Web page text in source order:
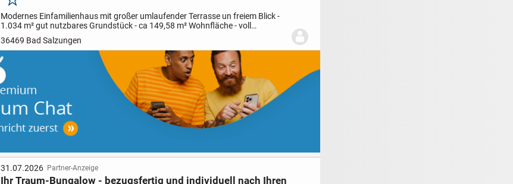
Merken
Modernes Einfamilienhaus mit großer umlaufender Terrasse un freiem Blick -
1.034 m² gut nutzbares Grundstück - ca 149,58 m² Wohnfläche - voll
unterkellert 67,86 - große umlaufende Terrasse - großes...
36469 Bad Salzungen
31.07.2026 Partner-Anzeige
Ihr Traum-Bungalow - bezugsfertig und individuell nach Ihren